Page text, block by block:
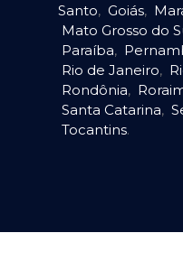
Santo, Goiás,
Mato Grosso do
Paraíba,
Rio de Janeiro,
Rondônia,
Santa Catarina,
Tocantins.